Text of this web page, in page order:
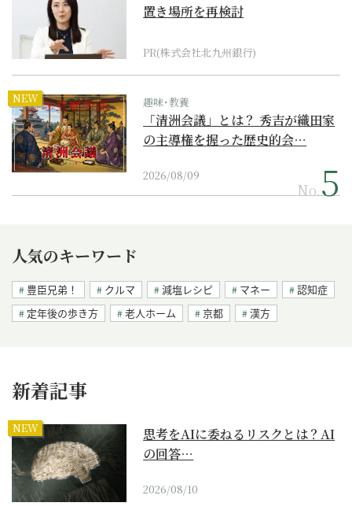
置き場所を再検討
PR(株式会社北九州銀行)
NEW 趣味･教養
「清洲会議」とは？ 秀吉が織田家
の主導権を握った歴史的会…
2026/08/09
No.
人気のキーワード
豊臣兄弟！ クルマ 減塩レシピ マネー
認知症
定年後の歩き方
老人ホーム 京都 漢方
新着記事
NEW
思考をAIに委ねるリスクとは？AI
の回答…
2026/08/10